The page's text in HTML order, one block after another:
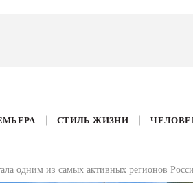
СТИЛЬ ЖИЗНИ
одним из самых активных регионов